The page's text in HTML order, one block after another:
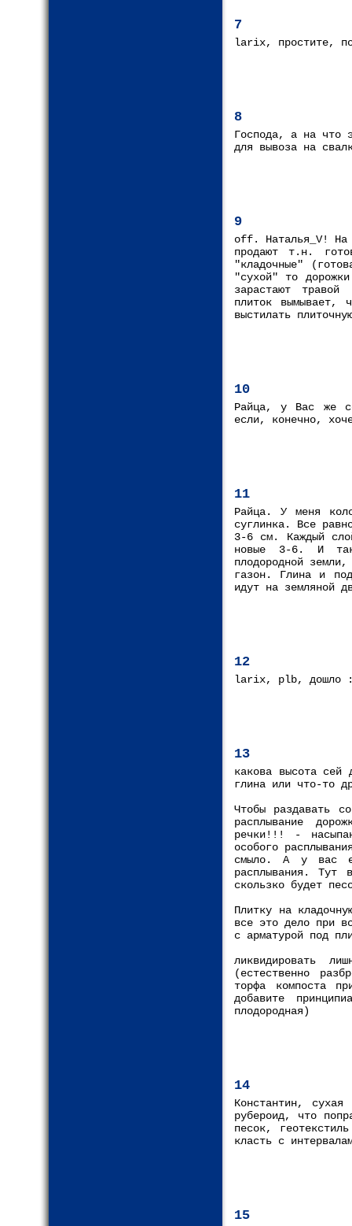
7
larix, простите,
8
Господа, а на что
для вывоза на
9
off. Наталья_V! На
продают т.н.
"кладочные"
"сухой" то
зарастают
плиток вымывает,
выстилать
10
Райца, у Вас же
если, конечно,
11
Райца. У меня
суглинка. Все
3-6 см. Каждый
новые 3-6. И так
плодородной
газон. Глина и
идут на земляной
12
larix, plb, дошло
13
какова высота сей
глина или что-то
Чтобы раздавать
расплывание
речки!!! -
особого
смыло. А у вас
расплывания. Тут
скользко будет
Плитку на
все это дело при
с арматурой под
ликвидировать
(естественно
торфа компоста
добавите
плодородная)
14
Константин,
рубероид, что
песок,
класть с
15